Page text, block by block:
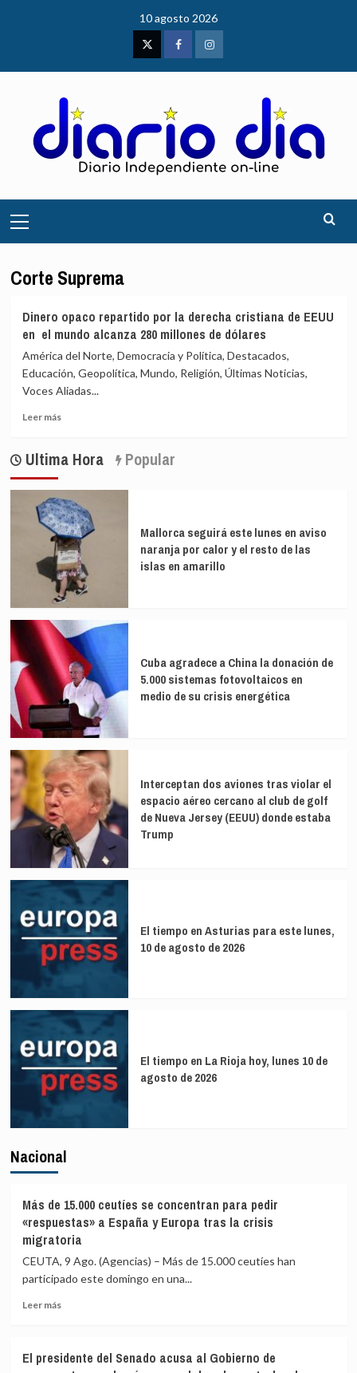
10 agosto 2026
TwitterFacebookInstagram
principal
Corte Suprema
Dinero opaco repartido por la derecha cristiana de EEUU
en el mundo alcanza 280 millones de dólares
América del Norte, Democracia y Política, Destacados,
Educación, Geopolítica, Mundo, Religión, Últimas Noticias,
Voces Aliadas...
Leer másLeer
Dinero
repartido
por
la
derecha
cristiana
de
EEUU
en
el
mundo
alcanza
280
millones
de
dólares
Ultima Hora Popular
Mallorca seguirá este lunes en aviso
naranja por calor y el resto de las
islas en amarillo
Cuba agradece a China la donación de
5.000 sistemas fotovoltaicos en
medio de su crisis energética
Interceptan dos aviones tras violar el
espacio aéreo cercano al club de golf
de Nueva Jersey (EEUU) donde estaba
Trump
El tiempo en Asturias para este lunes,
10 de agosto de 2026
El tiempo en La Rioja hoy, lunes 10 de
agosto de 2026
Nacional
Más de 15.000 ceutíes se concentran para pedir
«respuestas» a España y Europa tras la crisis
migratoria
CEUTA, 9 Ago. (Agencias) – Más de 15.000 ceutíes han
participado este domingo en una...
Leer másLeer
de
El presidente del Senado acusa al Gobierno de